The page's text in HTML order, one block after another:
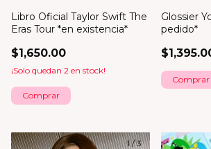
Libro Oficial Taylor Swift The
Eras Tour *en existencia*
$1,650.00
¡Solo quedan 2 en stock!
Glossier
pedido*
Comprar
1/3